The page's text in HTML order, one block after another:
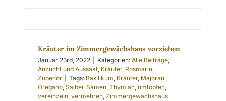
Kräuter im Zimmergewächshaus vorziehen
Januar 23rd, 2022 Kategorien:Alle Beiträge,
Anzucht und Aussaat, Kräuter, Rosmarin,
Zubehör
Tags: Basilikum, Kräuter, Majoran,
Oregano,Salbei,Samen,Thymian, umtopfen,
vereinzeln,vermehren,Zimmergewächshaus